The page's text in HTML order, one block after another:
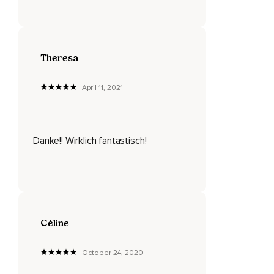
Was jetzt gerade ist.
Kannst du etwas hören?
Spüre die Verbindungspunkte zwischen deinem Körper und
Theresa
April 11, 2021
Danke!! Wirklich fantastisch!
Céline
October 24, 2020